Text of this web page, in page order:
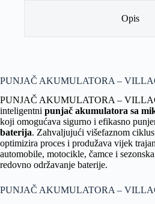
Opis
PUNJAČ AKUMULATORA –
PUNJAČ AKUMULATORA –
inteligentni punjač akumulatora sa
koji omogućava sigurno i efikasno
baterija. Zahvaljujući višefaznom
optimizira proces i produžava vijek
automobile, motocikle, čamce i
redovno održavanje baterije.
PUNJAČ AKUMULATORA –